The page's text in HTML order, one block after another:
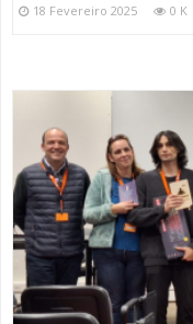
18 Fevereiro 2025 0 K